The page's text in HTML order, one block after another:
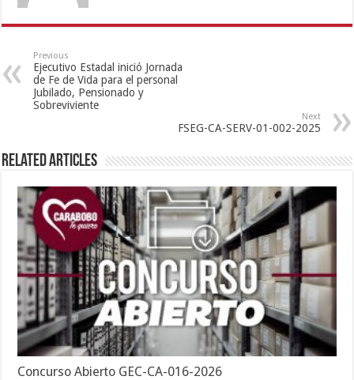
Previous
Ejecutivo Estadal inició Jornada
de Fe de Vida para el personal
Jubilado, Pensionado y
Sobreviviente
Next
FSEG-CA-SERV-01-002-2025
Related Articles
Concurso Abierto GEC-CA-016-2026